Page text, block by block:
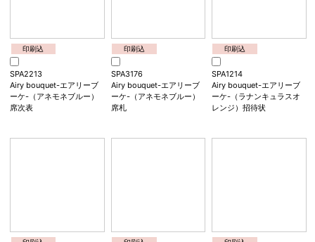
印刷込
SPA2212
Airy bouquet-エアリーブ
ーケ-（ポピーピンク）席
次表
印刷込
SPA3175
Airy bouquet-エアリーブ
ーケ-（ポピーピンク）席
札
印刷込
SPA1213
Airy bouquet-エアリーブ
ーケ-（アネモネブルー）
招待状
印刷込 印刷込 印刷込